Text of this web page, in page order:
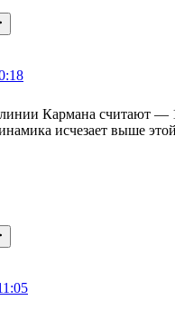
Кармана считают —
исчезает выше